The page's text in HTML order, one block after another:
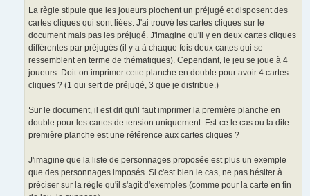
La règle stipule que les joueurs piochent un préjugé et disposent des
cartes cliques qui sont liées. J'ai trouvé les cartes cliques sur le
document mais pas les préjugé. J'imagine qu'il y en deux cartes cliques
différentes par préjugés (il y a à chaque fois deux cartes qui se
ressemblent en terme de thématiques). Cependant, le jeu se joue à 4
joueurs. Doit-on imprimer cette planche en double pour avoir 4 cartes
cliques ? (1 qui sert de préjugé, 3 que je distribue.)
Sur le document, il est dit qu'il faut imprimer la première planche en
double pour les cartes de tension uniquement. Est-ce le cas ou la dite
première planche est une référence aux cartes cliques ?
J'imagine que la liste de personnages proposée est plus un exemple
que des personnages imposés. Si c'est bien le cas, ne pas hésiter à
préciser sur la règle qu'il s'agit d'exemples (comme pour la carte en fin